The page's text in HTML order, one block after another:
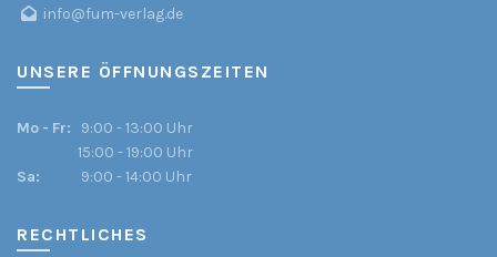
info@fum-verlag.de
UNSERE ÖFFNUNGSZEITEN
Mo - Fr:
9:00 - 13:00 Uhr
15:00 - 19:00 Uhr
Sa:
9:00 - 14:00 Uhr
RECHTLICHES